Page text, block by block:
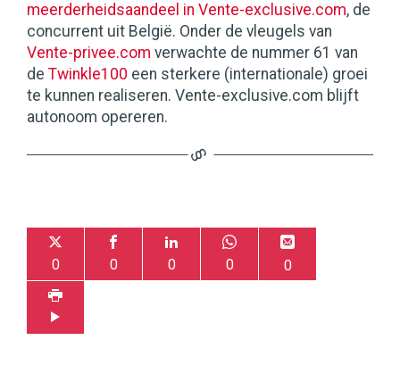
meerderheidsaandeel in Vente-exclusive.com, de
concurrent uit België. Onder de vleugels van
Vente-privee.com verwachte de nummer 61 van
de Twinkle100 een sterkere (internationale) groei
te kunnen realiseren. Vente-exclusive.com blijft
autonoom opereren.
0 0 0 0 0